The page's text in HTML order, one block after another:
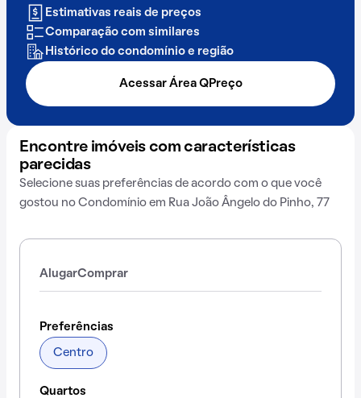
Estimativas reais de preços
Comparação com similares
Histórico do condomínio e região
Acessar Área QPreço
Encontre imóveis com características
parecidas
Selecione suas preferências de acordo com o que você
gostou no Condomínio em Rua João Ângelo do Pinho, 77
AlugarComprar
Preferências
Centro
Quartos